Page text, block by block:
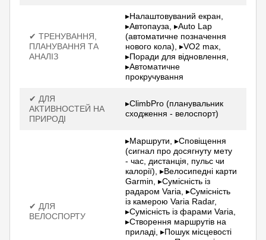
✔ ТРЕНУВАННЯ,
ПЛАНУВАННЯ ТА
АНАЛІЗ
▸Налаштовуваний екран,
▸Автопауза, ▸Auto Lap
(автоматичне позначення
нового кола), ▸VO2 max,
▸Поради для відновлення,
▸Автоматичне
прокручування
✔ ДЛЯ
АКТИВНОСТЕЙ НА
ПРИРОДІ
▸ClimbPro (планувальник
сходження - велоспорт)
✔ ДЛЯ
ВЕЛОСПОРТУ
▸Маршрути, ▸Сповіщення
(сигнал про досягнуту мету
- час, дистанція, пульс чи
калорії), ▸Велосипедні карти
Garmin, ▸Сумісність із
радаром Varia, ▸Сумісність
із камерою Varia Radar,
▸Сумісність із фарами Varia,
▸Створення маршрутів на
приладі, ▸Пошук місцевості